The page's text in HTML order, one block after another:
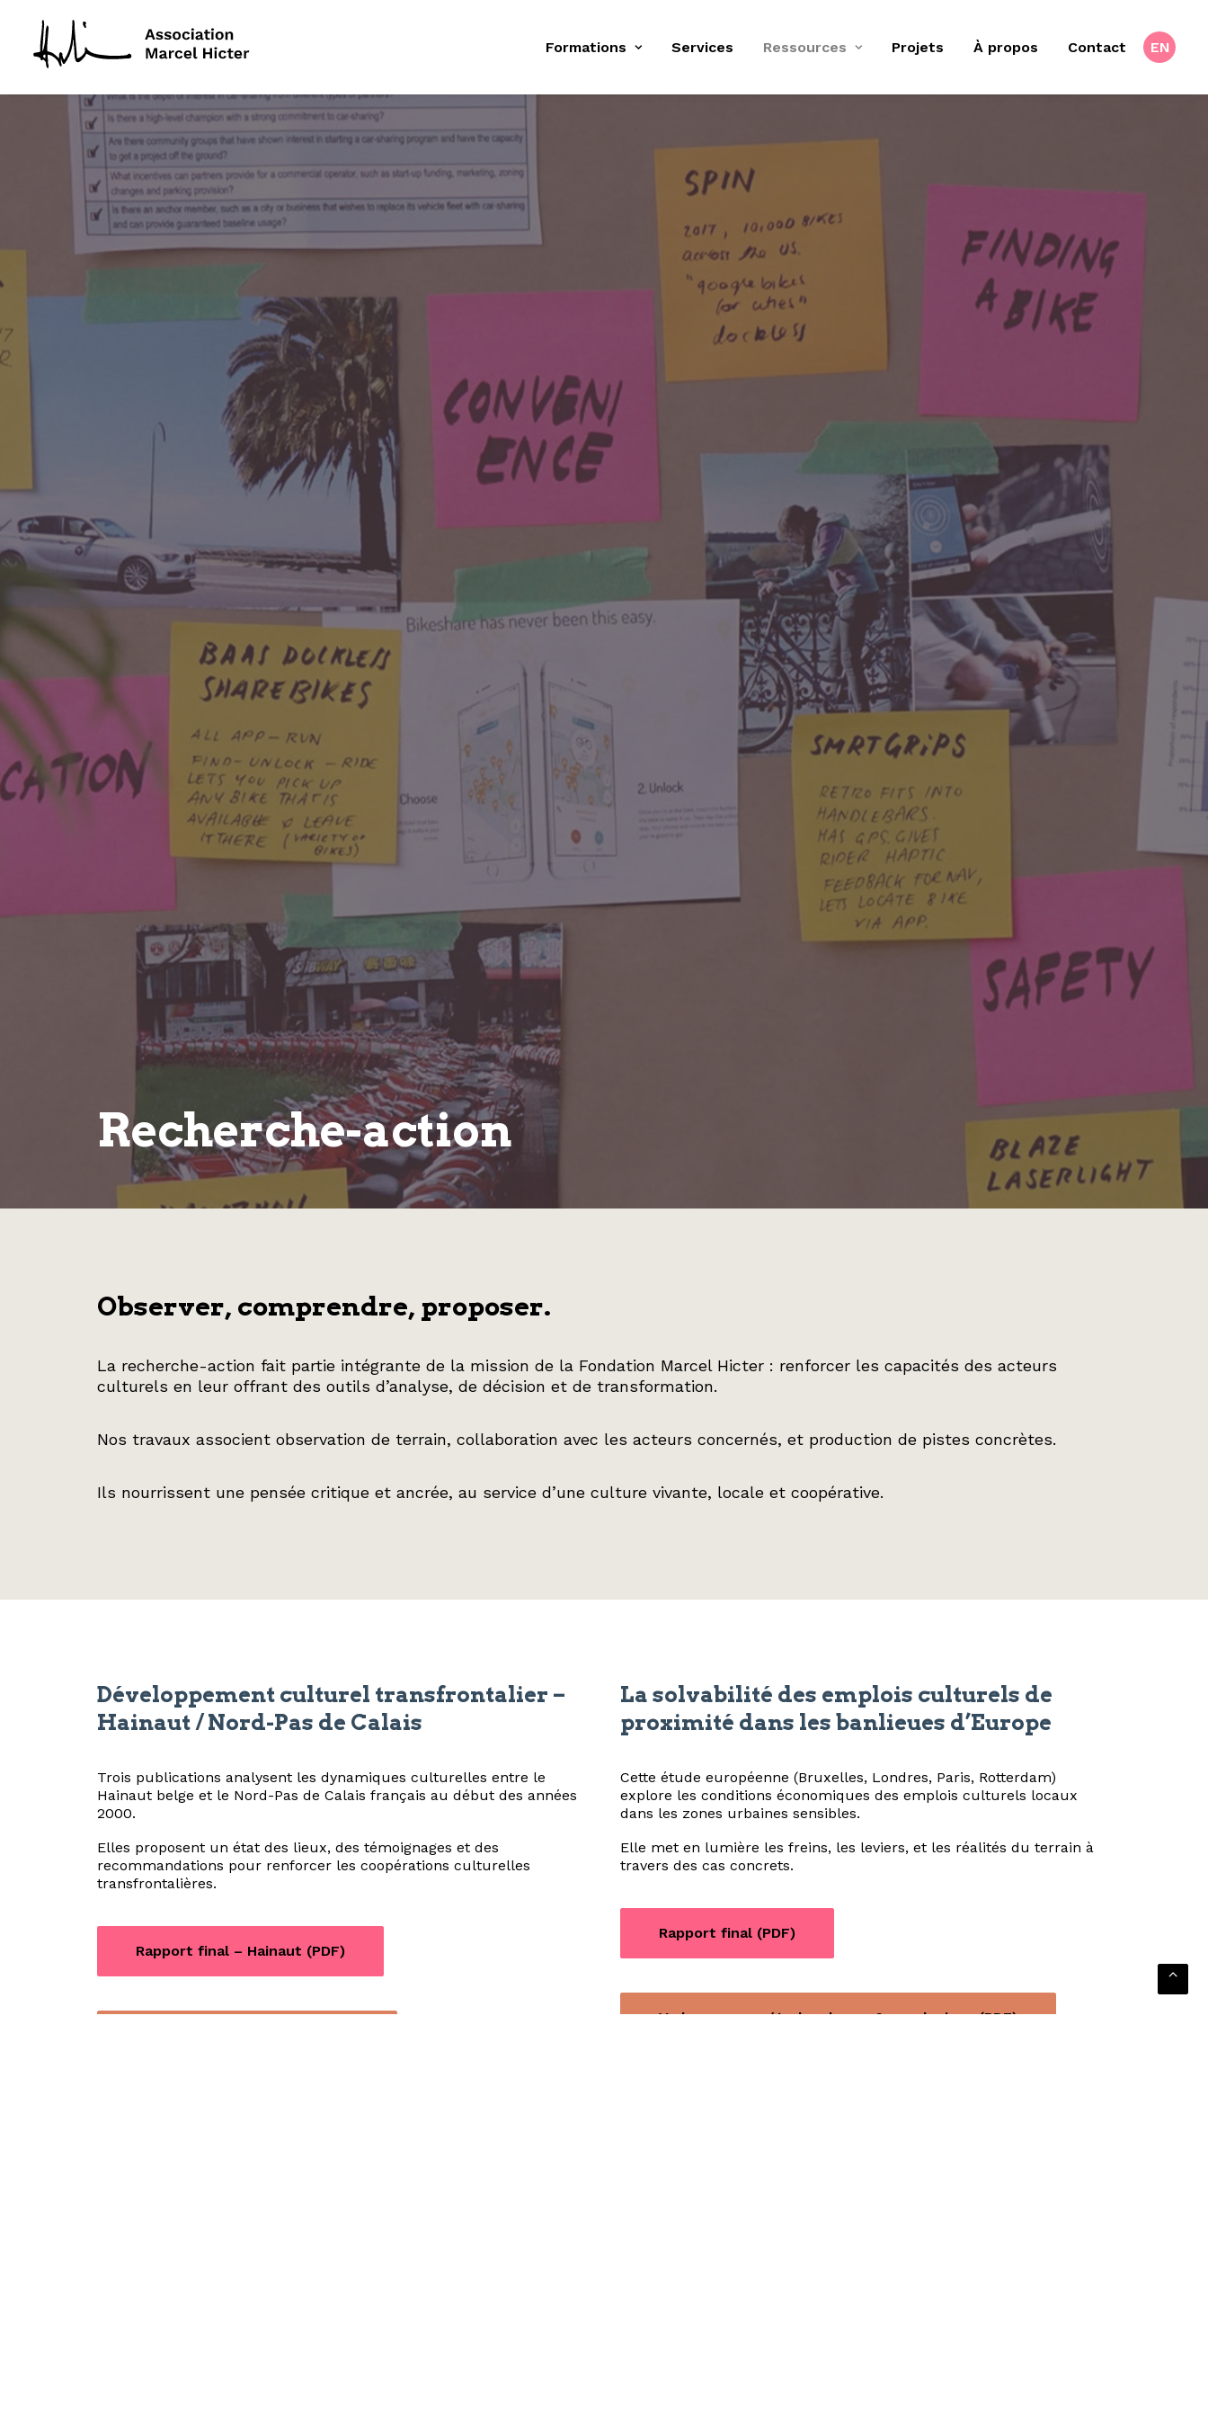
Formations Services Ressources Projets À propos Contact EN
Recherche-action
Observer, comprendre, proposer.
La recherche-action fait partie intégrante de la mission de la Fondation Marcel Hicter : renforcer les capacités des acteurs
culturels en leur offrant des outils d’analyse, de décision et de transformation.
Nos travaux associent observation de terrain, collaboration avec les acteurs concernés, et production de pistes concrètes.
Ils nourrissent une pensée critique et ancrée, au service d’une culture vivante, locale et coopérative.
Développement culturel transfrontalier –
Hainaut / Nord-Pas de Calais
Trois publications analysent les dynamiques culturelles entre le
Hainaut belge et le Nord-Pas de Calais français au début des années
2000.
Elles proposent un état des lieux, des témoignages et des
recommandations pour renforcer les coopérations culturelles
transfrontalières.
Rapport final – Hainaut (PDF)
La solvabilité des emplois culturels de
proximité dans les banlieues d’Europe
Cette étude européenne (Bruxelles, Londres, Paris, Rotterdam)
explore les conditions économiques des emplois culturels locaux
dans les zones urbaines sensibles.
Elle met en lumière les freins, les leviers, et les réalités du terrain à
travers des cas concrets.
Rapport final (PDF)
Vade mecum – études de cas & conclusions (PDF)